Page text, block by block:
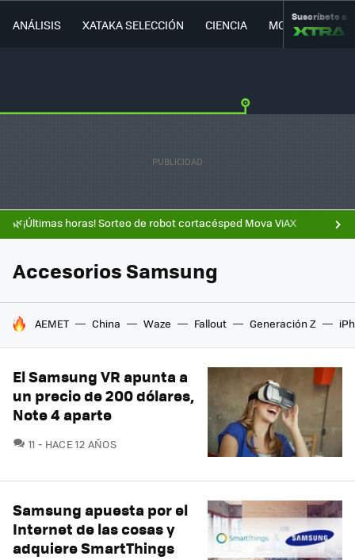
ANÁLISIS XATAKA SELECCIÓN CIENCIA MOVILIDAD
Suscríbete a
🌿¡Últimas horas! Sorteo de robot cortacésped Mova ViAX
Accesorios Samsung
HOY SE HABLA DE
AEMET China Waze Fallout Generación Z
El Samsung VR apunta a
un precio de 200 dólares,
Note 4 aparte
11 COMENTARIOS
HACE 12 AÑOS
Samsung apuesta por el
Internet de las cosas y
adquiere SmartThings